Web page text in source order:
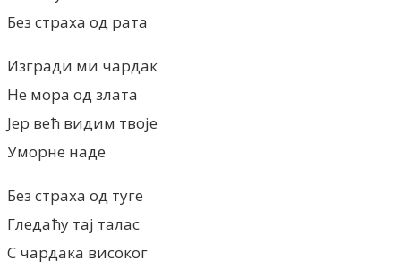
Без страха од рата
Изгради ми чардак
Не мора од злата
Јер већ видим твоје
Уморне наде
Без страха од туге
Гледаћу тај талас
С чардака високог